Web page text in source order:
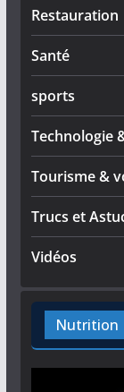
Restauration
Santé
sports
Technologie
Tourisme &
Trucs et
Vidéos
Nutrition